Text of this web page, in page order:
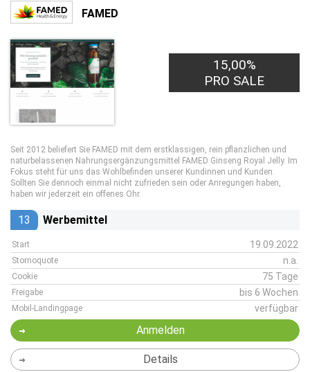
FAMED
15,00%
PRO SALE
Seit 2012 beliefert Sie FAMED mit dem erstklassigen, rein pflanzlichen und
naturbelassenen Nahrungsergänzungsmittel FAMED Ginseng Royal Jelly. Im
Fokus steht für uns das Wohlbefinden unserer Kundinnen und Kunden.
Sollten Sie dennoch einmal nicht zufrieden sein oder Anregungen haben,
haben wir jederzeit ein offenes Ohr.
13 Werbemittel
Start 19.09.2022
Stornoquote n.a.
Cookie 75 Tage
Freigabe bis 6 Wochen
Mobil-Landingpage verfügbar
Anmelden
Details